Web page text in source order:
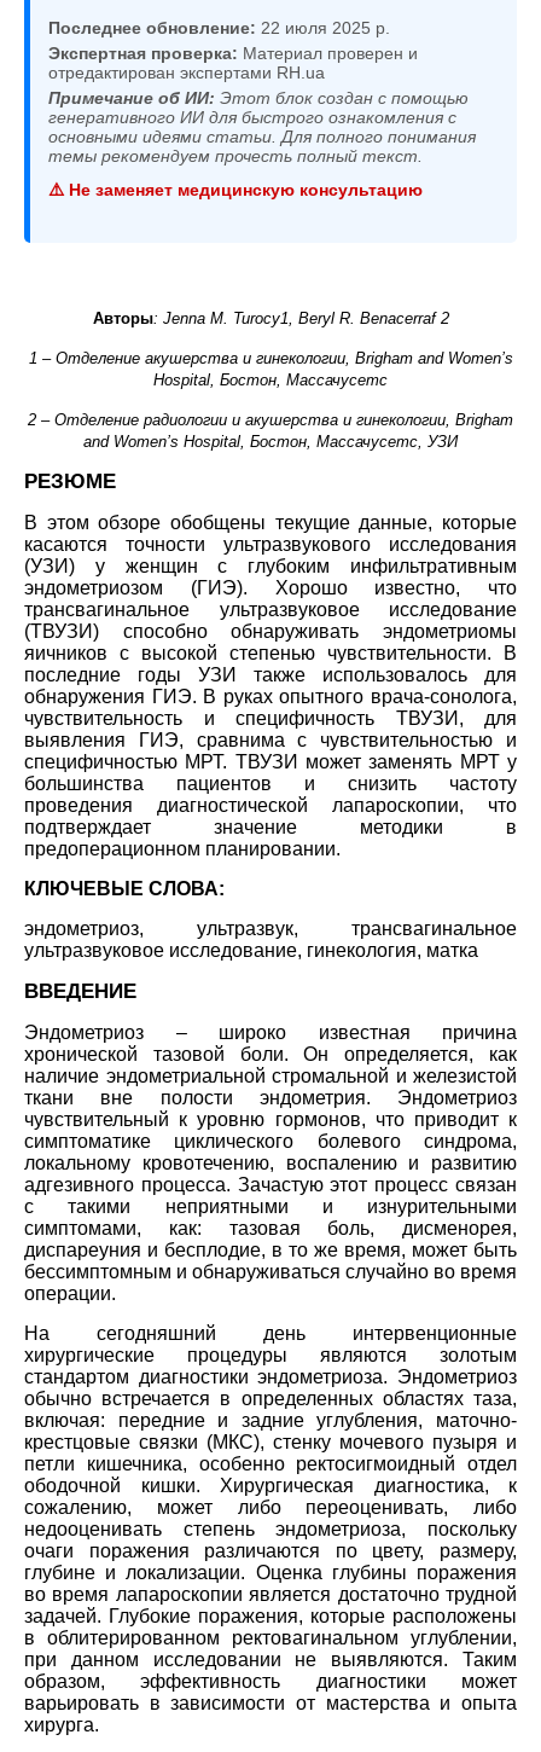
Последнее обновление: 22 июля 2025 р.
Экспертная проверка: Материал проверен и
отредактирован экспертами RH.ua
Примечание об ИИ: Этот блок создан с помощью
генеративного ИИ для быстрого ознакомления с
основными идеями статьи. Для полного понимания
темы рекомендуем прочесть полный текст.
⚠️ Не заменяет медицинскую консультацию
Авторы: Jenna M. Turocy1, Beryl R. Benacerraf 2
1 – Отделение акушерства и гинекологии, Brigham and Women’s
Hospital, Бостон, Массачусетс
2 – Отделение радиологии и акушерства и гинекологии, Brigham
and Women’s Hospital, Бостон, Массачусетс, УЗИ
РЕЗЮМЕ
В этом обзоре обобщены текущие данные, которые
касаются точности ультразвукового исследования
(УЗИ) у женщин с глубоким инфильтративным
эндометриозом (ГИЭ). Хорошо известно, что
трансвагинальное ультразвуковое исследование
(ТВУЗИ) способно обнаруживать эндометриомы
яичников с высокой степенью чувствительности. В
последние годы УЗИ также использовалось для
обнаружения ГИЭ. В руках опытного врача-сонолога,
чувствительность и специфичность ТВУЗИ, для
выявления ГИЭ, сравнима с чувствительностью и
специфичностью МРТ. ТВУЗИ может заменять МРТ у
большинства пациентов и снизить частоту
проведения диагностической лапароскопии, что
подтверждает значение методики в
предоперационном планировании.
КЛЮЧЕВЫЕ СЛОВА:
эндометриоз, ультразвук, трансвагинальное
ультразвуковое исследование, гинекология, матка
ВВЕДЕНИЕ
Эндометриоз – широко известная причина
хронической тазовой боли. Он определяется, как
наличие эндометриальной стромальной и железистой
ткани вне полости эндометрия. Эндометриоз
чувствительный к уровню гормонов, что приводит к
симптоматике циклического болевого синдрома,
локальному кровотечению, воспалению и развитию
адгезивного процесса. Зачастую этот процесс связан
с такими неприятными и изнурительными
симптомами, как: тазовая боль, дисменорея,
диспареуния и бесплодие, в то же время, может быть
бессимптомным и обнаруживаться случайно во время
операции.
На сегодняшний день интервенционные
хирургические процедуры являются золотым
стандартом диагностики эндометриоза. Эндометриоз
обычно встречается в определенных областях таза,
включая: передние и задние углубления, маточно-
крестцовые связки (МКС), стенку мочевого пузыря и
петли кишечника, особенно ректосигмоидный отдел
ободочной кишки. Хирургическая диагностика, к
сожалению, может либо переоценивать, либо
недооценивать степень эндометриоза, поскольку
очаги поражения различаются по цвету, размеру,
глубине и локализации. Оценка глубины поражения
во время лапароскопии является достаточно трудной
задачей. Глубокие поражения, которые расположены
в облитерированном ректовагинальном углублении,
при данном исследовании не выявляются. Таким
образом, эффективность диагностики может
варьировать в зависимости от мастерства и опыта
хирурга.